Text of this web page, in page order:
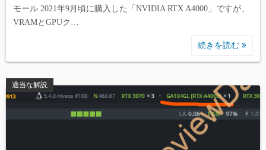
モール 2021年9月頃に購入した「NVIDIA RTX A4000」ですが、
VRAMとGPUク…
続きを読む
適当な解説